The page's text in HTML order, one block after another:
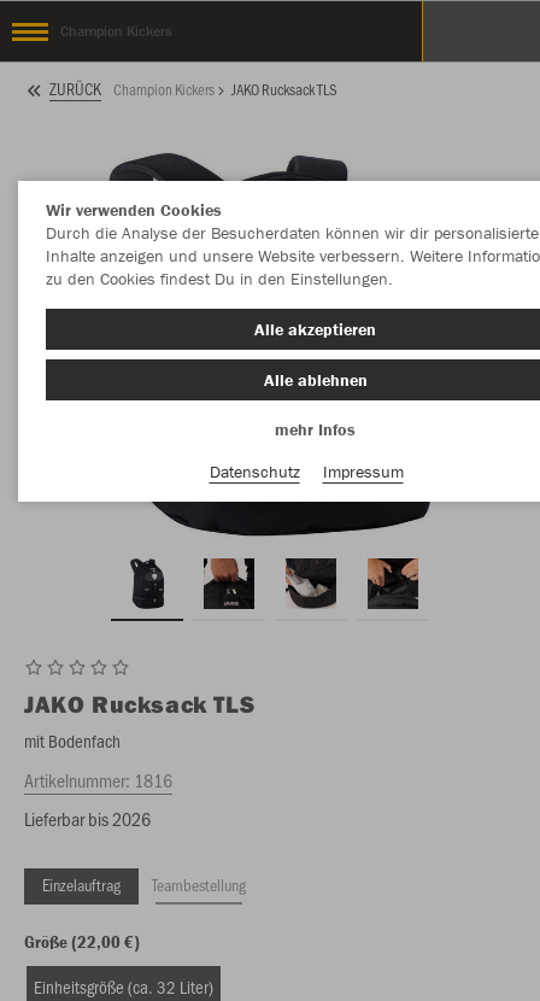
Champion Kickers
ZURÜCK Champion Kickers JAKO Rucksack TLS
JAKO Rucksack TLS
mit Bodenfach
Artikelnummer: 1816
Lieferbar bis 2026
Einzelauftrag Teambestellung
Größe (22,00 €)
Einheitsgröße (ca. 32 Liter)
Wir verwenden Cookies
Durch die Analyse der Besucherdaten können wir dir personalisierte
Inhalte anzeigen und unsere Website verbessern. Weitere
zu den Cookies findest Du in den Einstellungen.
Alle akzeptieren
Alle ablehnen
mehr Infos
Datenschutz
Impressum